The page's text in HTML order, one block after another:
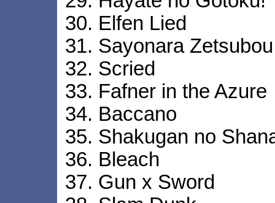
30. Elfen Lied
31. Sayonara
32. Scried
33. Fafner in the Azure
34. Baccano
35. Shakugan no
36. Bleach
37. Gun x Sword